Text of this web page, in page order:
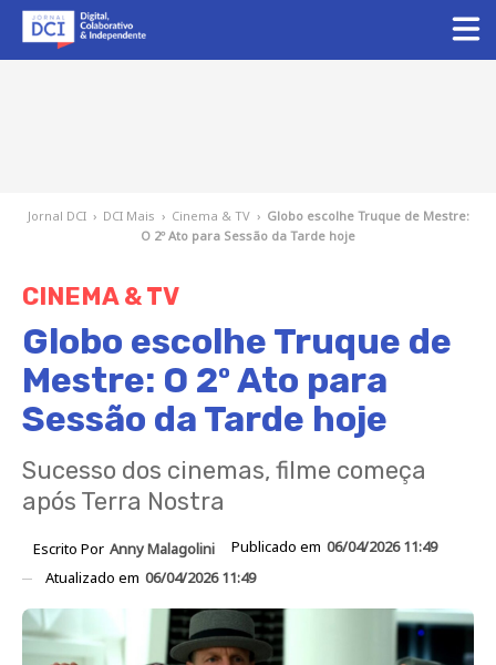
Jornal DCI › DCI Mais › Cinema & TV › Globo escolhe Truque de Mestre:
O 2º Ato para Sessão da Tarde hoje
CINEMA & TV
Globo escolhe Truque de
Mestre: O 2º Ato para
Sessão da Tarde hoje
Sucesso dos cinemas, filme começa
após Terra Nostra
Escrito Por Anny Malagolini Publicado em 06/04/2026 11:49
Atualizado em 06/04/2026 11:49